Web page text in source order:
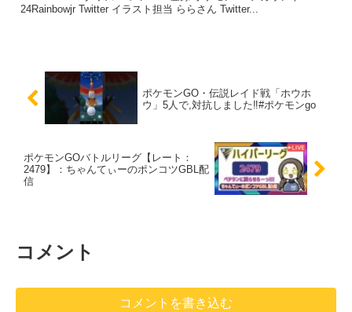
24Rainbowjr Twitter イラスト担当 ららさん Twitter...
ポケモンGO・伝説レイド戦「ホウホ
ウ」5人で,対抗しました‼️#ポケモンgo
ポケモンGOバトルリーグ【レート：
2479】：ちゃんてぃーのポンコツGBL配
信
コメント
コメントを書き込む